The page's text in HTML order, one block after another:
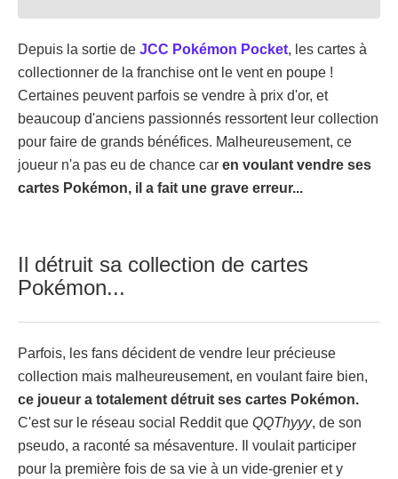
Depuis la sortie de JCC Pokémon Pocket, les cartes à
collectionner de la franchise ont le vent en poupe !
Certaines peuvent parfois se vendre à prix d'or, et
beaucoup d'anciens passionnés ressortent leur collection
pour faire de grands bénéfices. Malheureusement, ce
joueur n'a pas eu de chance car en voulant vendre ses
cartes Pokémon, il a fait une grave erreur...
Il détruit sa collection de cartes
Pokémon...
Parfois, les fans décident de vendre leur précieuse
collection mais malheureusement, en voulant faire bien,
ce joueur a totalement détruit ses cartes Pokémon.
C'est sur le réseau social Reddit que QQThyyy, de son
pseudo, a raconté sa mésaventure. Il voulait participer
pour la première fois de sa vie à un vide-grenier et y